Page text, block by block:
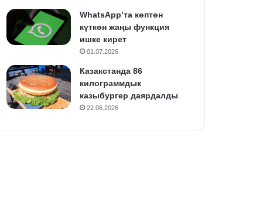
WhatsApp’та көптөн
күткөн жаңы функция
ишке кирет
01.07.2026
Казакстанда 86
килограммдык
казыбургер даярдалды
22.06.2026